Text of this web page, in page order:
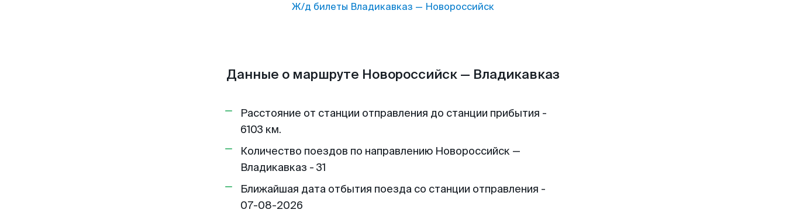
Ж/д билеты Владикавказ — Новороссийск
Данные о маршруте Новороссийск — Владикавказ
Расстояние от станции отправления до станции прибытия -
6103 км.
Количество поездов по направлению Новороссийск —
Владикавказ - 31
Ближайшая дата отбытия поезда со станции отправления -
07-08-2026